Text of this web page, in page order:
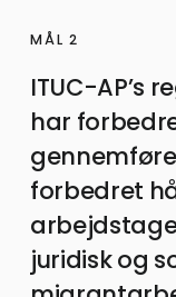
MÅL 2
ITUC-AP’s
har
forbedret
juridisk og